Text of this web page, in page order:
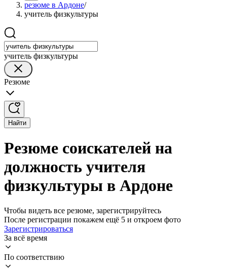
резюме в Ардоне/
учитель физкультуры
учитель физкультуры
Резюме
Найти
Резюме соискателей на
должность учителя
физкультуры в Ардоне
Чтобы видеть все резюме, зарегистрируйтесь
После регистрации покажем ещё 5 и откроем фото
Зарегистрироваться
За всё время
По соответствию